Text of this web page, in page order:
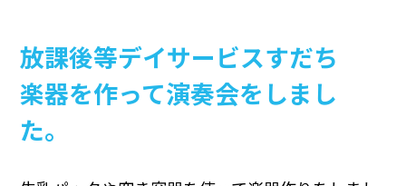
放課後等デイサービスすだち
楽器を作って演奏会をしまし
た。